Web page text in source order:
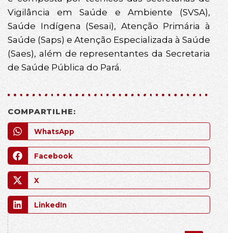
Vigilância em Saúde e Ambiente (SVSA),
Saúde Indígena (Sesai), Atenção Primária à
Saúde (Saps) e Atenção Especializada à Saúde
(Saes), além de representantes da Secretaria
de Saúde Pública do Pará.
COMPARTILHE:
WhatsApp
Facebook
X
LinkedIn